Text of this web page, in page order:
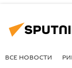
ВСЕ НОВОСТИ